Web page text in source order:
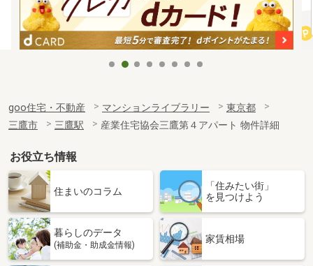
goo住宅・不動産 マンションライブラリー
東京都
三鷹市
三鷹駅 産業住宅協会三鷹第４アパート 物件詳細
お役立ち情報
住まいのコラム
「住みたい街」
を見つけよう
暮らしのデータ
(補助金・助成金情報)
家賃相場